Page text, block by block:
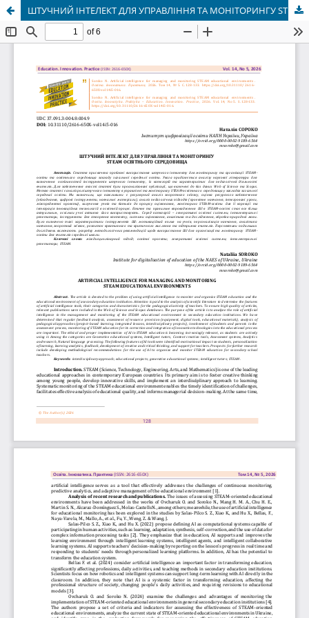
ШТУЧНИЙ ІНТЕЛЕКТ ДЛЯ УПРАВЛІННЯ ТА МОНІТОРИНГУ STEAM ОСВІТНЬОГО СЕРЕДОВИЩА